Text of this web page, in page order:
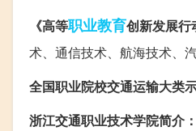
《高等职业教育创新发展行
术、通信技术、航海技术、
全国职业院校交通运输大类
浙江交通职业技术学院简介：